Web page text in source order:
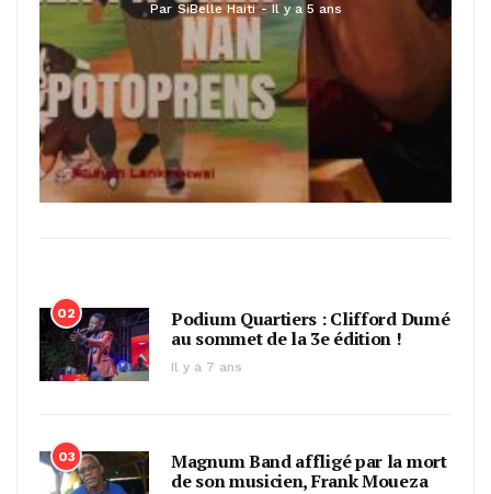
Par SiBelle Haiti Il y a 5 ans
02
Podium Quartiers : Clifford Dumé
au sommet de la 3e édition !
Il y a 7 ans
03
Magnum Band affligé par la mort
de son musicien, Frank Moueza